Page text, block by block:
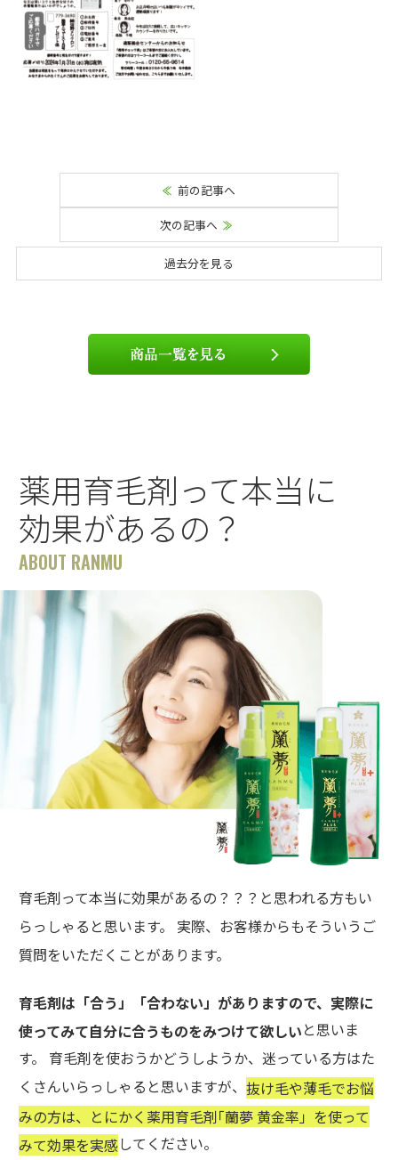
前の記事へ
次の記事へ
過去分を見る
薬用育毛剤って本当に
効果があるの？
ABOUT RANMU
育毛剤って本当に効果があるの？？？と思われる方もい
らっしゃると思います。 実際、お客様からもそういうご
質問をいただくことがあります。
育毛剤は「合う」「合わない」がありますので、実際に
使ってみて自分に合うものをみつけて欲しいと思いま
す。 育毛剤を使おうかどうしようか、迷っている方はた
くさんいらっしゃると思いますが、 抜け毛や薄毛でお悩
みの方は、とにかく薬用育毛剤｢蘭夢 黄金率」を使って
みて効果を実感してください。